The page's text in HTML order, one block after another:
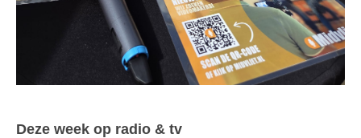
Deze week op radio & tv